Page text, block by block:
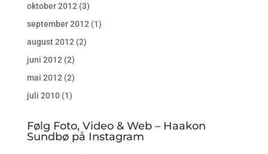
oktober 2012 (3)
september 2012 (1)
august 2012 (2)
juni 2012 (2)
mai 2012 (2)
juli 2010(1)
Følg Foto, Video & Web – Haakon
Sundbø på Instagram